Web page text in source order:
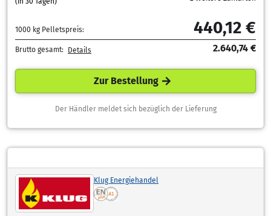
1000 kg Pelletspreis: 440,12 €
Brutto gesamt: Details 2.640,74 €
Zur Bestellung
Der Händler meldet sich bezüglich der Lieferung
Klug Energiehandel